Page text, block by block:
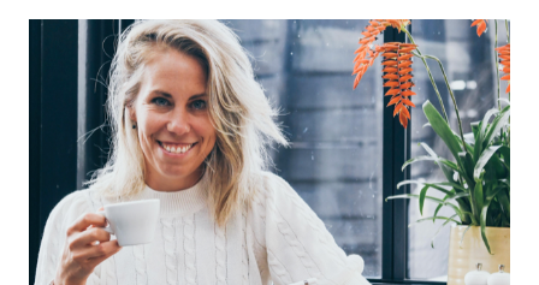
NEEMT
WAARDEVOLLE
LESSEN
MEE